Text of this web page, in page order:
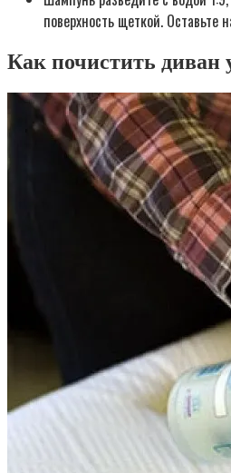
поверхность щеткой. Оставьте
Как почистить диван